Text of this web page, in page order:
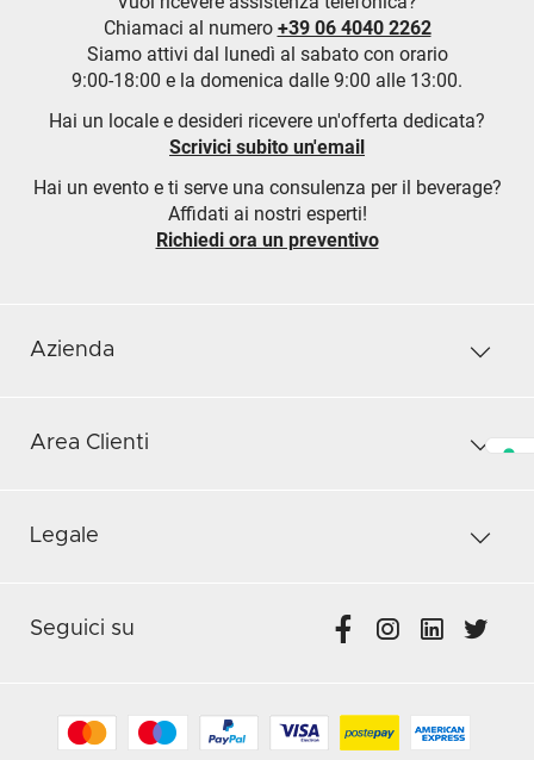
Chiamaci al numero +39 06 4040 2262
Siamo attivi dal lunedì al sabato con orario
9:00-18:00 e la domenica dalle 9:00 alle 13:00.
Hai un locale e desideri ricevere un'offerta dedicata?
Scrivici subito un'email
Hai un evento e ti serve una consulenza per il beverage?
Affidati ai nostri esperti!
Richiedi ora un preventivo
Azienda
Area Clienti
Legale
Seguici su